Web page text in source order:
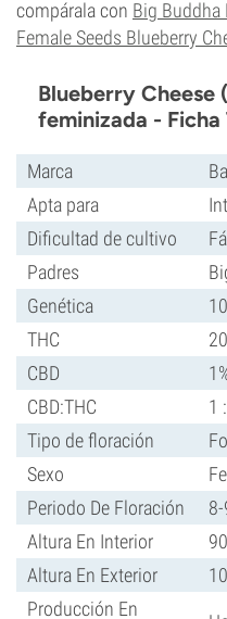
compárala con Big Buddha
Female Seeds Blueberry
Blueberry Cheese
feminizada - Ficha
Marca
Apta para
Dificultad de cultivo
Padres
Genética
THC
CBD
CBD:THC
1
Tipo de floración
Sexo
Periodo De Floración
Altura En Interior
Altura En Exterior
Producción En